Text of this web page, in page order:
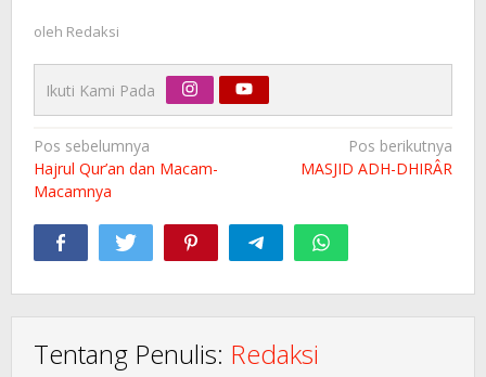
oleh Redaksi
Ikuti Kami Pada
Navigasi
pos
Pos sebelumnya
Hajrul Qur’an dan Macam-
Macamnya
Pos berikutnya
MASJID ADH-DHIRÂR
Tentang Penulis: Redaksi